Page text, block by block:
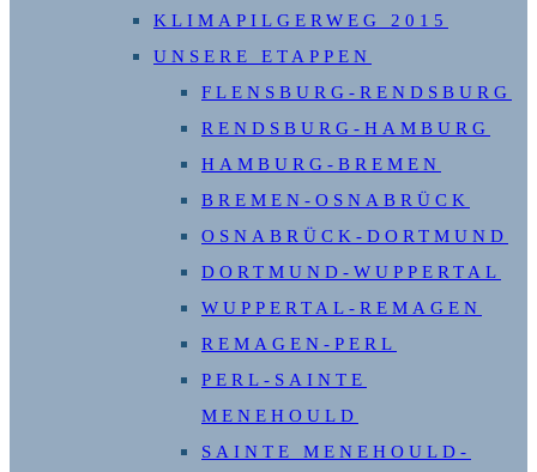
KLIMAPILGERWEG 2015
UNSERE ETAPPEN
FLENSBURG-RENDSBURG
RENDSBURG-HAMBURG
HAMBURG-BREMEN
BREMEN-OSNABRÜCK
OSNABRÜCK-DORTMUND
DORTMUND-WUPPERTAL
WUPPERTAL-REMAGEN
REMAGEN-PERL
PERL-SAINTE
MENEHOULD
SAINTE MENEHOULD-